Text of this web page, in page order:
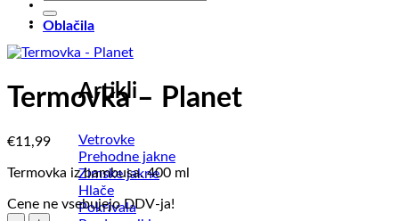
Oblačila
Artikli
Vetrovke
Prehodne jakne
Zimske jakne
Hlače
Pokrivala
Termovka – Planet
€11,99
Termovka iz bambusa. 400 ml
Cene ne vsebujejo DDV-ja!